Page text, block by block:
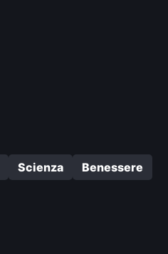
Scienza
Benessere